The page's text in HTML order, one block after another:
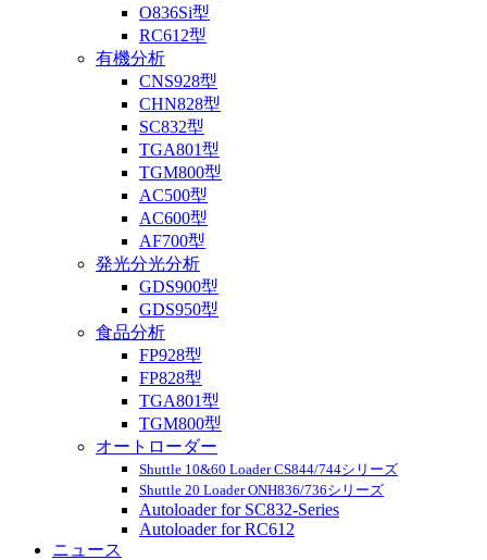
O836Si型
RC612型
有機分析
CNS928型
CHN828型
SC832型
TGA801型
TGM800型
AC500型
AC600型
AF700型
発光分光分析
GDS900型
GDS950型
食品分析
FP928型
FP828型
TGA801型
TGM800型
オートローダー
Shuttle 10&60 Loader CS844/744シリーズ
Shuttle 20 Loader ONH836/736シリーズ
Autoloader for SC832-Series
Autoloader for RC612
ニュース